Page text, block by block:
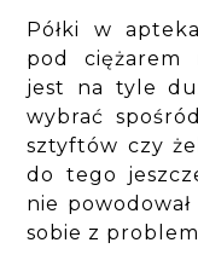
Półki w
pod ciężarem
jest na tyle
wybrać
sztyftów czy
do tego
nie
sobie z